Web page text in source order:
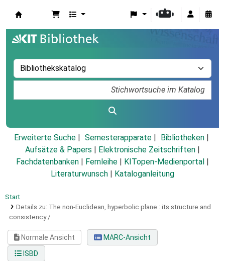
Erweiterte Suche Semesterapparate
Bibliotheken
Aufsätze & Papers
Elektronische Zeitschriften
Fachdatenbanken
Fernleihe KITopen-Medienportal
Literaturwunsch
Kataloganleitung
Start
Details zu: The non-Euclidean, hyperbolic plane : its structure and
consistency /
Normale Ansicht
MARC-Ansicht
ISBD